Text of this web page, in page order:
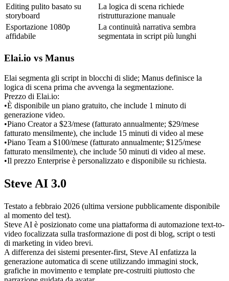
Editing pulito basato su
storyboard
La logica di scena richiede
ristrutturazione manuale
Esportazione 1080p
affidabile
La continuità narrativa sembra
segmentata in script più lunghi
Elai.io vs Manus
Elai segmenta gli script in blocchi di slide; Manus definisce la
logica di scena prima che avvenga la segmentazione.
Prezzo di Elai.io:
•È disponibile un piano gratuito, che include 1 minuto di
generazione video.
•Piano Creator a $23/mese (fatturato annualmente; $29/mese
fatturato mensilmente), che include 15 minuti di video al mese
•Piano Team a $100/mese (fatturato annualmente; $125/mese
fatturato mensilmente), che include 50 minuti di video al mese.
•Il prezzo Enterprise è personalizzato e disponibile su richiesta.
Steve AI 3.0
Testato a febbraio 2026 (ultima versione pubblicamente disponibile
al momento del test).
Steve AI è posizionato come una piattaforma di automazione text-to-
video focalizzata sulla trasformazione di post di blog, script o testi
di marketing in video brevi.
A differenza dei sistemi presenter-first, Steve AI enfatizza la
generazione automatica di scene utilizzando immagini stock,
grafiche in movimento e template pre-costruiti piuttosto che